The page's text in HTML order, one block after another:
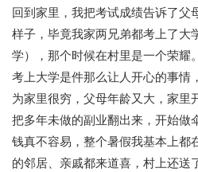
回到家里，我把考试成绩告诉了父
样子，毕竟我家两兄弟都考上了大
学），那个时候在村里是一个荣耀。
考上大学是件那么让人开心的事情
为家里很穷，父母年龄又大，家里
把多年未做的副业翻出来，开始做
钱真不容易，整个暑假我基本上都
的邻居、亲戚都来道喜，村上还送